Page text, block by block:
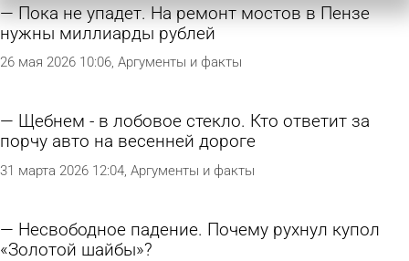
Пока не упадет. На ремонт мостов в Пензе
нужны миллиарды рублей
26 мая 2026 10:06 Аргументы и факты
Щебнем - в лобовое стекло. Кто ответит за
порчу авто на весенней дороге
31 марта 2026 12:04 Аргументы и факты
Несвободное падение. Почему рухнул купол
«Золотой шайбы»?